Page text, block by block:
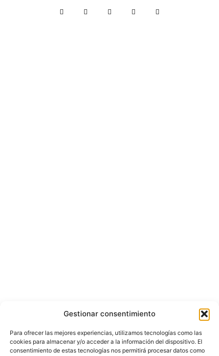
Gestionar consentimiento
Para ofrecer las mejores experiencias, utilizamos tecnologías como las
cookies para almacenar y/o acceder a la información del dispositivo. El
consentimiento de estas tecnologías nos permitirá procesar datos como